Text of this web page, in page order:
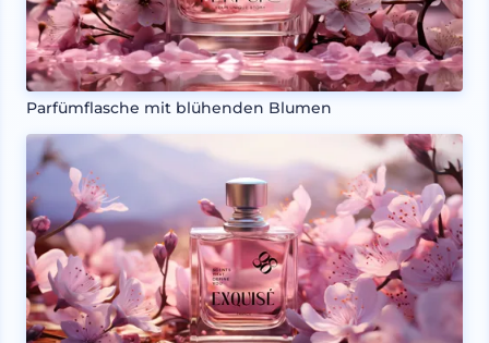
Parfümflasche mit blühenden Blumen